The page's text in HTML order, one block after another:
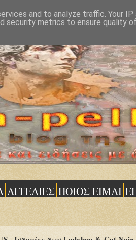
ΑΓΓΕΛΙΕΣ ΠΟΙΟΣ ΕΙΜΑΙ
and to analyze traffic. Your IP
security metrics to ensure quality